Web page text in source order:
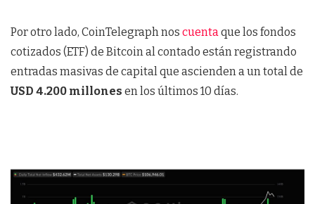
Por otro lado, CoinTelegraph nos cuenta que los fondos
cotizados (ETF) de Bitcoin al contado están registrando
entradas masivas de capital que ascienden a un total de
USD 4.200 millones en los últimos 10 días.